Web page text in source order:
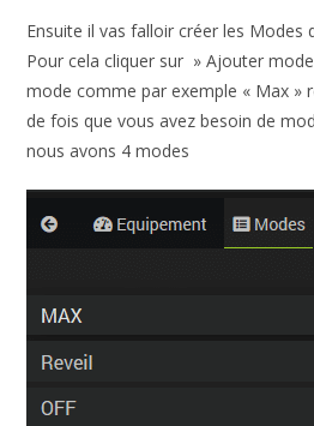
Ensuite il vas falloir créer les Modes
Pour cela cliquer sur » Ajouter
mode comme par exemple « Max »
de fois que vous avez besoin de
nous avons 4 modes